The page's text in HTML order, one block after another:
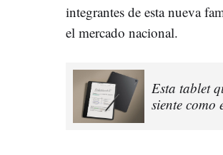
integrantes de esta nueva
el mercado nacional.
Esta tablet
siente